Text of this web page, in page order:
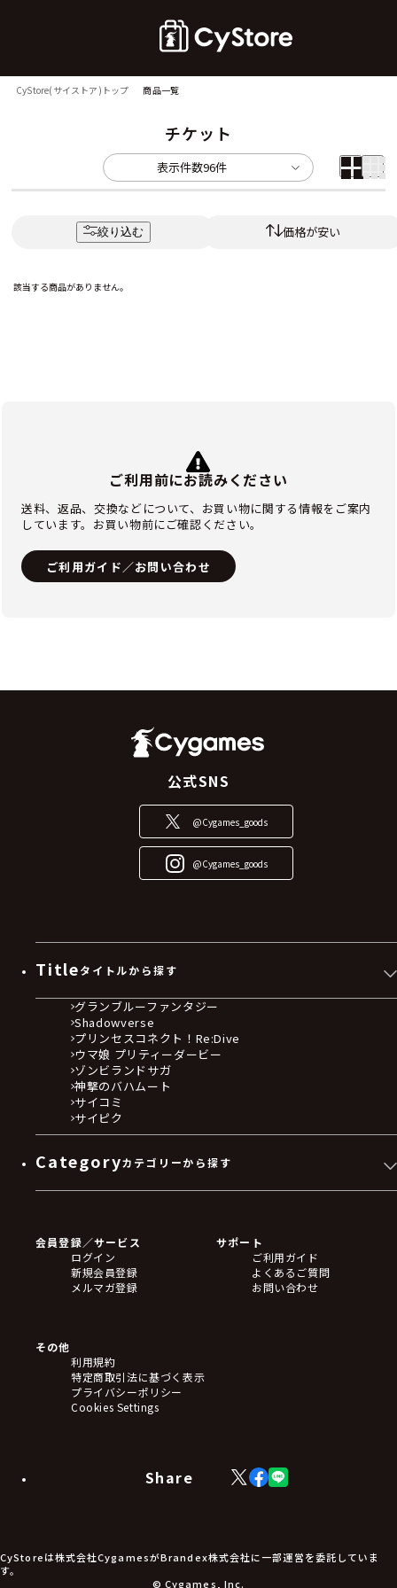
CyStore(サイストア)トップ 商品一覧
チケット
表示件数96件
絞り込む 価格が安い
該当する商品がありません。
ご利用前にお読みください
送料、返品、交換などについて、お買い物に関する情報をご案内
しています。お買い物前にご確認ください。
ご利用ガイド／お問い合わせ
公式SNS
@Cygames_goods
@Cygames_goods
Titleタイトルから探す
グランブルーファンタジー
Shadowverse
プリンセスコネクト！Re:Dive
ウマ娘 プリティーダービー
ゾンビランドサガ
神撃のバハムート
サイコミ
サイピク
Categoryカテゴリーから探す
フィギュア
アクリルスタンド
バッジ
キーホルダー・ストラップ
ステッカー・シール・カード
タペストリー・ポスター
アームサポーター
ブレードホルダー
食品・飲料品
アパレル小物
アクセサリー
会員登録／サービス
ログイン
新規会員登録
メルマガ登録
サポート
ご利用ガイド
よくあるご質問
お問い合わせ
その他
利用規約
特定商取引法に基づく表示
プライバシーポリシー
Cookies Settings
Share
X
(Twitter)
Facebook
LINE
CyStoreは株式会社CygamesがBrandex株式会社に一部運営を委託していま
す。
© Cygames, Inc.